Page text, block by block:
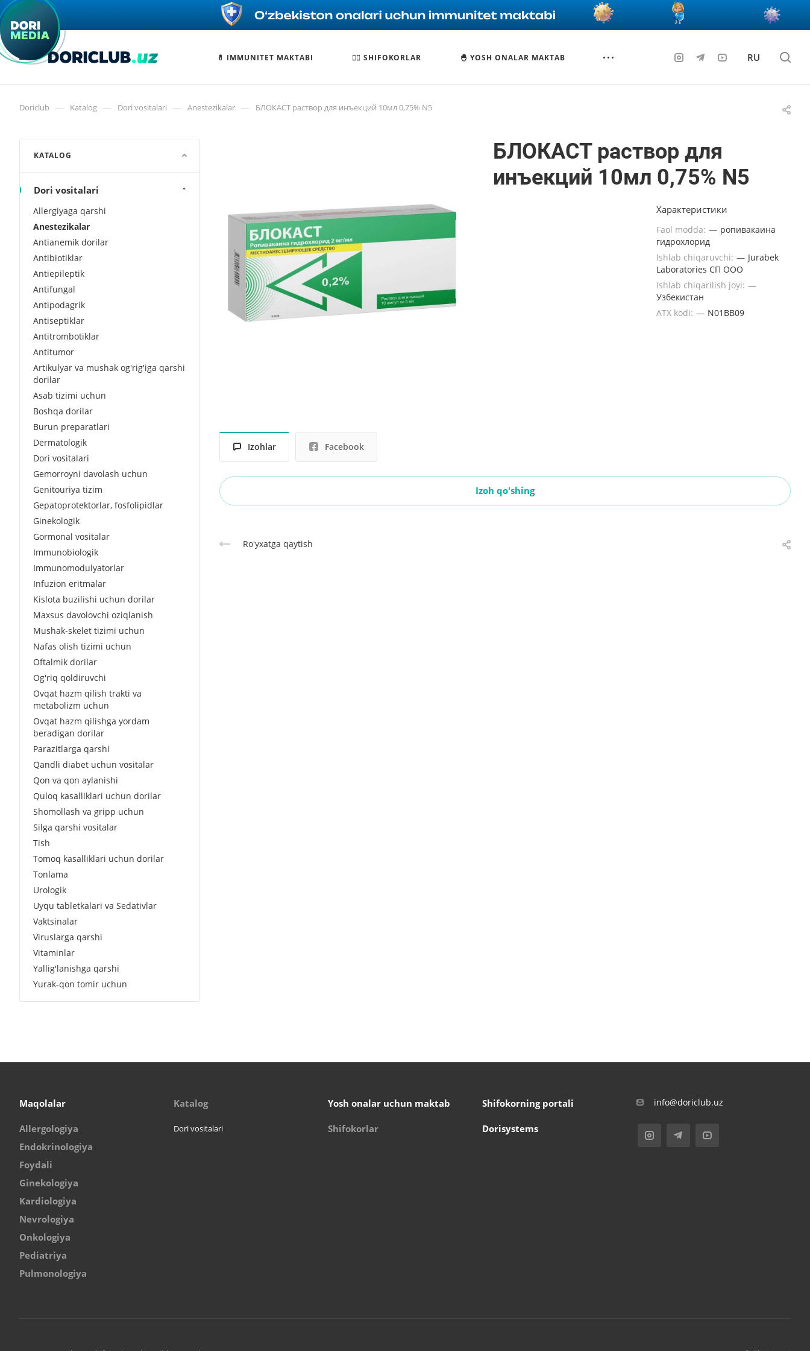
💊 IMMUNITET MAKTABI 🧑‍⚕️ SHIFOKORLAR 🐣 YOSH ONALAR MAKTAB RU
Doriclub — Katalog — Dori vositalari — Anestezikalar — БЛОКАСТ раствор для инъекций 10мл 0,75% N5
БЛОКАСТ раствор для
инъекций 10мл 0,75% N5
Характеристики
Faol modda: — ропивакаина
гидрохлорид
Ishlab chiqaruvchi: — Jurabek
Laboratories СП ООО
Ishlab chiqarilish joyi: —
Узбекистан
ATX kodi: — N01BB09
Izohlar Facebook
Izoh qo'shing
Roʻyxatga qaytish
KATALOG
Dori vositalari
Allergiyaga qarshi
Anestezikalar
Antianemik dorilar
Antibiotiklar
Antiepileptik
Antifungal
Antipodagrik
Antiseptiklar
Antitrombotiklar
Antitumor
Artikulyar va mushak og'rig'iga qarshi
dorilar
Asab tizimi uchun
Boshqa dorilar
Burun preparatlari
Dermatologik
Dori vositalari
Gemorroyni davolash uchun
Genitouriya tizim
Gepatoprotektorlar, fosfolipidlar
Ginekologik
Gormonal vositalar
Immunobiologik
Immunomodulyatorlar
Infuzion eritmalar
Kislota buzilishi uchun dorilar
Maxsus davolovchi oziqlanish
Mushak-skelet tizimi uchun
Nafas olish tizimi uchun
Oftalmik dorilar
Og'riq qoldiruvchi
Ovqat hazm qilish trakti va
metabolizm uchun
Ovqat hazm qilishga yordam
beradigan dorilar
Parazitlarga qarshi
Qandli diabet uchun vositalar
Qon va qon aylanishi
Quloq kasalliklari uchun dorilar
Shomollash va gripp uchun
Silga qarshi vositalar
Tish
Tomoq kasalliklari uchun dorilar
Tonlama
Urologik
Uyqu tabletkalari va Sedativlar
Vaktsinalar
Viruslarga qarshi
Vitaminlar
Yallig'lanishga qarshi
Yurak-qon tomir uchun
Maqolalar
Allergologiya
Endokrinologiya
Foydali
Ginekologiya
Kardiologiya
Nevrologiya
Onkologiya
Pediatriya
Pulmonologiya
Katalog
Dori vositalari
Yosh onalar uchun maktab
Shifokorlar
Shifokorning portali
Dorisystems
info@doriclub.uz